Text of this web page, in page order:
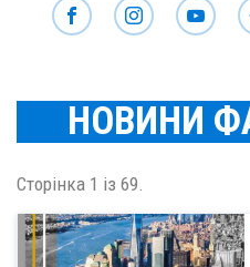
НОВИНИ
Сторінка 1 із 69.